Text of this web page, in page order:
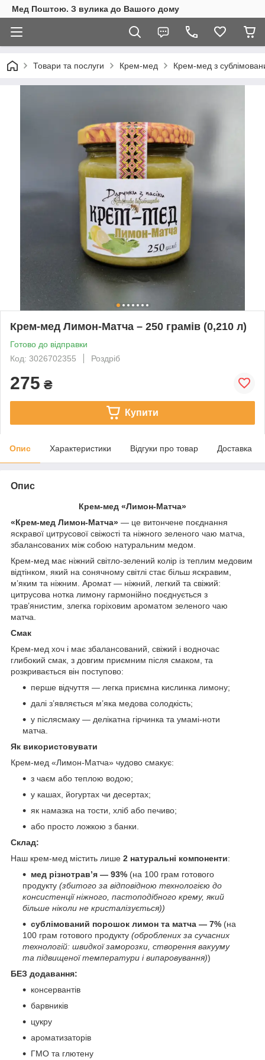
Мед Поштою. З вулика до Вашого дому
Товари та послуги Крем-мед Крем-мед з
Крем-мед Лимон-Матча – 250 грамів (0,210 л)
Готово до відправки
Код: 3026702355
Роздріб
275 ₴
Купити
Опис Характеристики Відгуки про товар Доставка
Опис
Крем-мед «Лимон-Матча»
«Крем-мед Лимон-Матча» — це витончене поєднання
яскравої цитрусової свіжості та ніжного зеленого чаю матча,
збалансованих між собою натуральним медом.
Крем-мед має ніжний світло-зелений колір із теплим медовим
відтінком, який на сонячному світлі стає більш яскравим,
м’яким та ніжним. Аромат — ніжний, легкий та свіжий:
цитрусова нотка лимону гармонійно поєднується з
трав’янистим, злегка горіховим ароматом зеленого чаю
матча.
Смак
Крем-мед хоч і має збалансований, свіжий і водночас
глибокий смак, з довгим приємним після смаком, та
розкривається він поступово:
перше відчуття — легка приємна кислинка лимону;
далі з’являється м’яка медова солодкість;
у післясмаку — делікатна гірчинка та умамі-ноти
матча.
Як використовувати
Крем-мед «Лимон-Матча» чудово смакує:
з чаєм або теплою водою;
у кашах, йогуртах чи десертах;
як намазка на тости, хліб або печиво;
або просто ложкою з банки.
Склад:
Наш крем-мед містить лише 2 натуральні компоненти:
мед різнотрав’я — 93% (на 100 грам готового
продукту (збитого за відповідною технологією до
консистенції ніжного, пастоподібного крему, який
більше ніколи не кристалізується))
сублімований порошок лимон та матча — 7% (на
100 грам готового продукту (оброблених за сучасних
технологій: швидкої заморозки, створення вакууму
та підвищеної температури і випаровування))
БЕЗ додавання:
консервантів
барвників
цукру
ароматизаторів
ГМО та глютену